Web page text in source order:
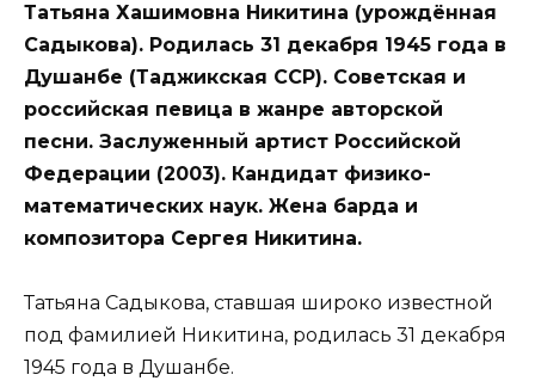
Татьяна Хашимовна Никитина (урождённая
Садыкова). Родилась 31 декабря 1945 года в
Душанбе (Таджикская ССР). Советская и
российская певица в жанре авторской
песни. Заслуженный артист Российской
Федерации (2003). Кандидат физико-
математических наук. Жена барда и
композитора Сергея Никитина.
Татьяна Садыкова, ставшая широко известной
под фамилией Никитина, родилась 31 декабря
1945 года в Душанбе.